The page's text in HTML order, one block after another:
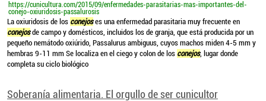
https://cunicultura.com/2015/09/enfermedades-parasitarias-mas-importantes-del-
conejo-oxiuridosis-passalurosis
La oxiuridosis de los conejoses una enfermedad parasitaria muy frecuente en
conejosde campo y domésticos, incluidos los de granja, que está producida por un
pequeño nemátodo oxiúrido, Passalurus ambiguus, cuyos machos miden 4-5 mm y
hembras 9-11 mm Se localiza en el ciego y colon de los conejos, lugar donde
completa su ciclo biológico
Soberanía alimentaria. El orgullo de ser cunicultor